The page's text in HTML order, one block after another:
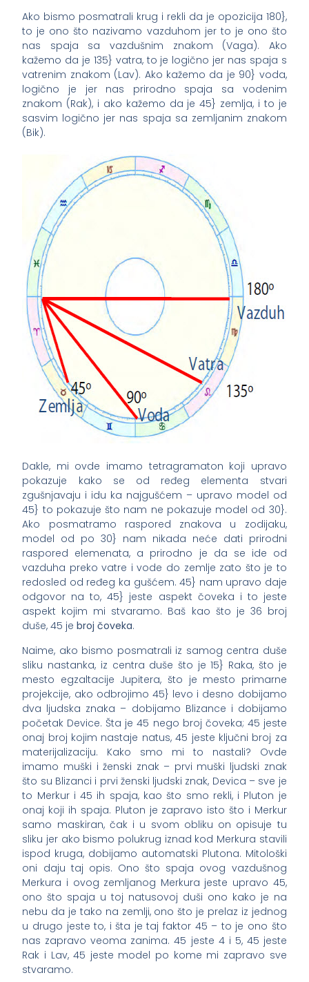
Ako bismo posmatrali krug i rekli da je opozicija 180},
to je ono što nazivamo vazduhom jer to je ono što
nas spaja sa vazdušnim znakom (Vaga). Ako
kažemo da je 135} vatra, to je logično jer nas spaja s
vatrenim znakom (Lav). Ako kažemo da je 90} voda,
logično je jer nas prirodno spaja sa vodenim
znakom (Rak), i ako kažemo da je 45} zemlja, i to je
sasvim logično jer nas spaja sa zemljanim znakom
(Bik).
Dakle, mi ovde imamo tetragramaton koji upravo
pokazuje kako se od ređeg elementa stvari
zgušnjavaju i idu ka najgušćem – upravo model od
45} to pokazuje što nam ne pokazuje model od 30}.
Ako posmatramo raspored znakova u zodijaku,
model od po 30} nam nikada neće dati prirodni
raspored elemenata, a prirodno je da se ide od
vazduha preko vatre i vode do zemlje zato što je to
redosled od ređeg ka gušćem. 45} nam upravo daje
odgovor na to, 45} jeste aspekt čoveka i to jeste
aspekt kojim mi stvaramo. Baš kao što je 36 broj
duše, 45 jebroj čoveka.
Naime, ako bismo posmatrali iz samog centra duše
sliku nastanka, iz centra duše što je 15} Raka, što je
mesto egzaltacije Jupitera, što je mesto primarne
projekcije, ako odbrojimo 45} levo i desno dobijamo
dva ljudska znaka – dobijamo Blizance i dobijamo
početak Device. Šta je 45 nego broj čoveka; 45 jeste
onaj broj kojim nastaje natus, 45 jeste ključni broj za
materijalizaciju. Kako smo mi to nastali? Ovde
imamo muški i ženski znak – prvi muški ljudski znak
što su Blizanci i prvi ženski ljudski znak, Devica – sve je
to Merkur i 45 ih spaja, kao što smo rekli, i Pluton je
onaj koji ih spaja. Pluton je zapravo isto što i Merkur
samo maskiran, čak i u svom obliku on opisuje tu
sliku jer ako bismo polukrug iznad kod Merkura stavili
ispod kruga, dobijamo automatski Plutona. Mitološki
oni daju taj opis. Ono što spaja ovog vazdušnog
Merkura i ovog zemljanog Merkura jeste upravo 45,
ono što spaja u toj natusovoj duši ono kako je na
nebu da je tako na zemlji, ono što je prelaz iz jednog
u drugo jeste to, i šta je taj faktor 45 – to je ono što
nas zapravo veoma zanima. 45 jeste 4 i 5, 45 jeste
Rak i Lav, 45 jeste model po kome mi zapravo sve
stvaramo.